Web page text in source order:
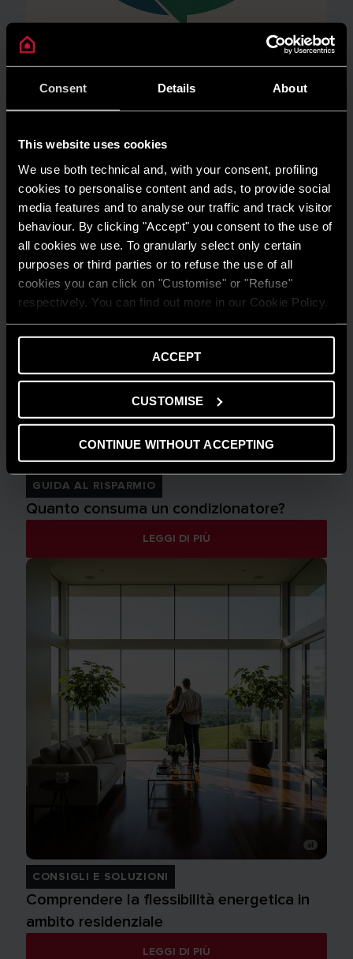
Consent Details About
This website uses cookies
We use both technical and, with your consent, profiling
cookies to personalise content and ads, to provide social
media features and to analyse our traffic and track visitor
behaviour. By clicking "Accept" you consent to the use of
all cookies we use. To granularly select only certain
purposes or third parties or to refuse the use of all
cookies you can click on "Customise" or "Refuse"
respectively. You can find out more in our Cookie Policy.
ACCEPT
CUSTOMISE
CONTINUE WITHOUT ACCEPTING
Risparmio energetico: trasforma la tua
casa in un modello di efficienza
LEGGI DI PIÙ
GUIDA AL RISPARMIO
Quanto consuma un condizionatore?
LEGGI DI PIÙ
CONSIGLI E SOLUZIONI
Comprendere la flessibilità energetica in
ambito residenziale
LEGGI DI PIÙ